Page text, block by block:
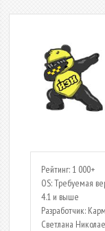
Рейтинг: 1 000+
OS: Требуемая
4.1 и выше
Разработчик:
Светлана